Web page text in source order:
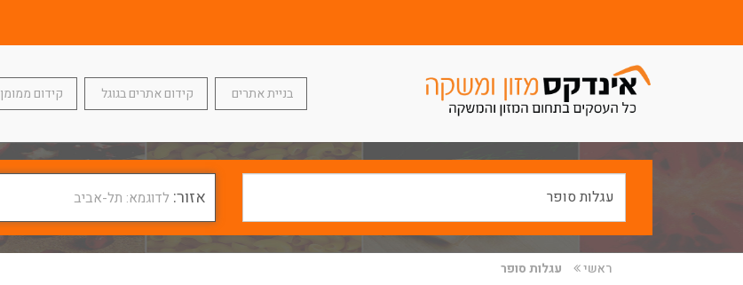
בניית אתרים קידום אתרים בגוגל קידום ממומן
אזור: לדוגמא: תל-אביב
ראשי עגלות סופר